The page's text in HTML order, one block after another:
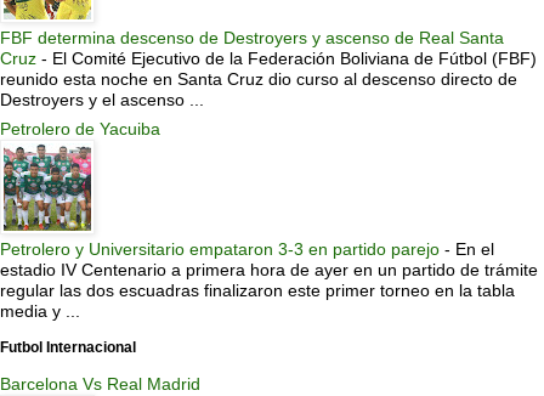
FBF determina descenso de Destroyers y ascenso de Real Santa
Cruz - El Comité Ejecutivo de la Federación Boliviana de Fútbol (FBF)
reunido esta noche en Santa Cruz dio curso al descenso directo de
Destroyers y el ascenso ...
Petrolero de Yacuiba
Petrolero y Universitario empataron 3-3 en partido parejo - En el
estadio IV Centenario a primera hora de ayer en un partido de trámite
regular las dos escuadras finalizaron este primer torneo en la tabla
media y ...
Futbol Internacional
Barcelona Vs Real Madrid